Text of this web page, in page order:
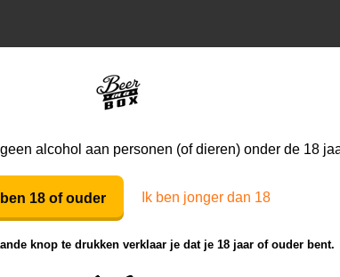
€27.50
De #1 Beer
Uitstekend
Waanzinnig lekker
alcohol aan personen (of dieren) onder de 18
ben 18 of ouder Ik ben jonger dan 18
knop te drukken verklaar je dat je 18 jaar of ouder bent.